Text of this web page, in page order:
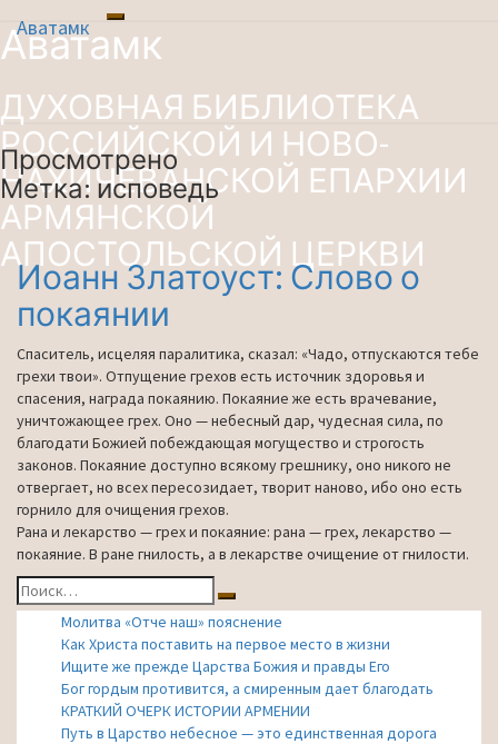
Перейти
к
Toggle
navigation
Аватамк
Аватамк
ДУХОВНАЯ БИБЛИОТЕКА
РОССИЙСКОЙ И НОВО-
НАХИЧЕВАНСКОЙ ЕПАРХИИ
АРМЯНСКОЙ
АПОСТОЛЬСКОЙ ЦЕРКВИ
Просмотрено
Метка: исповедь
Иоанн
Златоуст:
Слово
покаянии
Иоанн Златоуст: Слово о
покаянии
Спаситель, исцеляя паралитика, сказал: «Чадо, отпускаются тебе
грехи твои». Отпущение грехов есть источник здоровья и
спасения, награда покаянию. Покаяние же есть врачевание,
уничтожающее грех. Оно — небесный дар, чудесная сила, по
благодати Божией побеждающая могущество и строгость
законов. Покаяние доступно всякому грешнику, оно никого не
отвергает, но всех пересозидает, творит наново, ибо оно есть
горнило для очищения грехов.
Рана и лекарство — грех и покаяние: рана — грех, лекарство —
покаяние. В ране гнилость, а в лекарстве очищение от гнилости.
Найти:
Поиск
Молитва «Отче наш» пояснение
Как Христа поставить на первое место в жизни
Ищите же прежде Царства Божия и правды Его
Бог гордым противится, а смиренным дает благодать
КРАТКИЙ ОЧЕРК ИСТОРИИ АРМЕНИИ
Путь в Царство небесное — это единственная дорога